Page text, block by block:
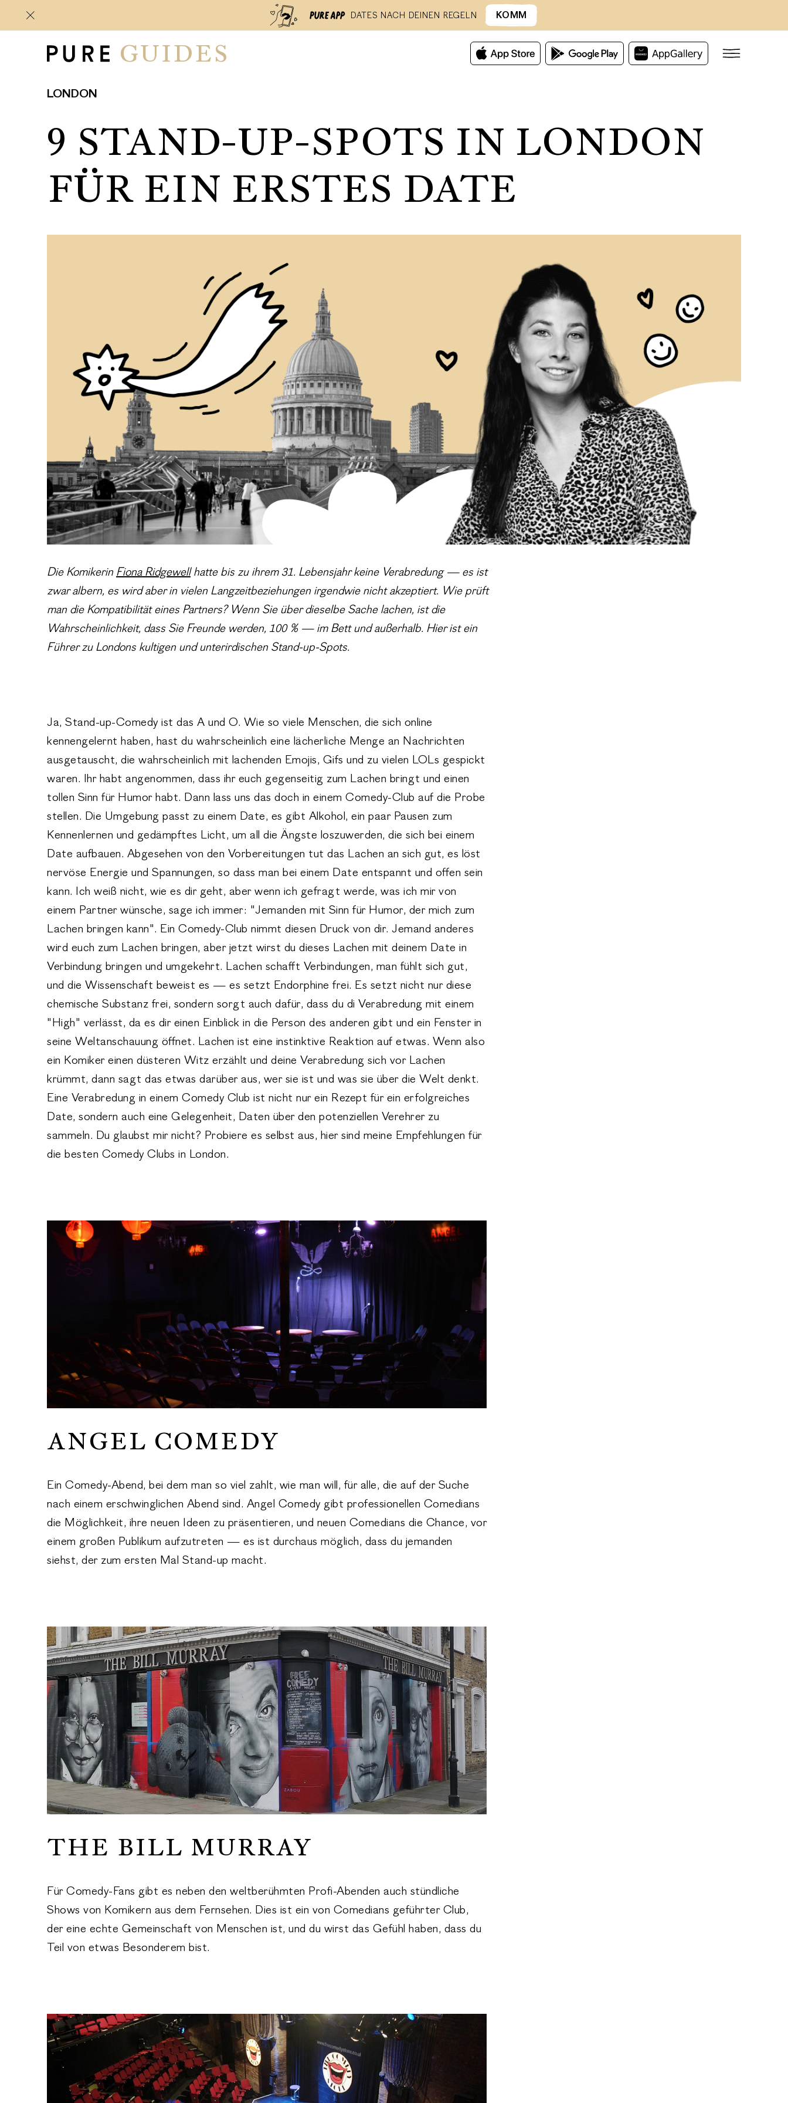
DATES NACH DEINEN REGELN KOMM
GUIDES
LONDON
9 STAND-UP-SPOTS IN LONDON
FÜR EIN ERSTES DATE
Die Komikerin Fiona Ridgewellhatte bis zu ihrem 31. Lebensjahr keine Verabredung — es ist
zwar albern, es wird aber in vielen Langzeitbeziehungen irgendwie nicht akzeptiert. Wie prüft
man die Kompatibilität eines Partners? Wenn Sie über dieselbe Sache lachen, ist die
Wahrscheinlichkeit, dass Sie Freunde werden, 100 % — im Bett und außerhalb. Hier ist ein
Führer zu Londons kultigen und unterirdischen Stand-up-Spots.
Ja, Stand-up-Comedy ist das A und O. Wie so viele Menschen, die sich online
kennengelernt haben, hast du wahrscheinlich eine lächerliche Menge an Nachrichten
ausgetauscht, die wahrscheinlich mit lachenden Emojis, Gifs und zu vielen LOLs gespickt
waren. Ihr habt angenommen, dass ihr euch gegenseitig zum Lachen bringt und einen
tollen Sinn für Humor habt. Dann lass uns das doch in einem Comedy-Club auf die Probe
stellen. Die Umgebung passt zu einem Date, es gibt Alkohol, ein paar Pausen zum
Kennenlernen und gedämpftes Licht, um all die Ängste loszuwerden, die sich bei einem
Date aufbauen. Abgesehen von den Vorbereitungen tut das Lachen an sich gut, es löst
nervöse Energie und Spannungen, so dass man bei einem Date entspannt und offen sein
kann. Ich weiß nicht, wie es dir geht, aber wenn ich gefragt werde, was ich mir von
einem Partner wünsche, sage ich immer: "Jemanden mit Sinn für Humor, der mich zum
Lachen bringen kann". Ein Comedy-Club nimmt diesen Druck von dir. Jemand anderes
wird euch zum Lachen bringen, aber jetzt wirst du dieses Lachen mit deinem Date in
Verbindung bringen und umgekehrt. Lachen schafft Verbindungen, man fühlt sich gut,
und die Wissenschaft beweist es — es setzt Endorphine frei. Es setzt nicht nur diese
chemische Substanz frei, sondern sorgt auch dafür, dass du di Verabredung mit einem
"High" verlässt, da es dir einen Einblick in die Person des anderen gibt und ein Fenster in
seine Weltanschauung öffnet. Lachen ist eine instinktive Reaktion auf etwas. Wenn also
ein Komiker einen düsteren Witz erzählt und deine Verabredung sich vor Lachen
krümmt, dann sagt das etwas darüber aus, wer sie ist und was sie über die Welt denkt.
Eine Verabredung in einem Comedy Club ist nicht nur ein Rezept für ein erfolgreiches
Date, sondern auch eine Gelegenheit, Daten über den potenziellen Verehrer zu
sammeln. Du glaubst mir nicht? Probiere es selbst aus, hier sind meine Empfehlungen für
die besten Comedy Clubs in London.
ANGEL COMEDY
Ein Comedy-Abend, bei dem man so viel zahlt, wie man will, für alle, die auf der Suche
nach einem erschwinglichen Abend sind. Angel Comedy gibt professionellen Comedians
die Möglichkeit, ihre neuen Ideen zu präsentieren, und neuen Comedians die Chance, vor
einem großen Publikum aufzutreten — es ist durchaus möglich, dass du jemanden
siehst, der zum ersten Mal Stand-up macht.
THE BILL MURRAY
Für Comedy-Fans gibt es neben den weltberühmten Profi-Abenden auch stündliche
Shows von Komikern aus dem Fernsehen. Dies ist ein von Comedians geführter Club,
der eine echte Gemeinschaft von Menschen ist, und du wirst das Gefühl haben, dass du
Teil von etwas Besonderem bist.